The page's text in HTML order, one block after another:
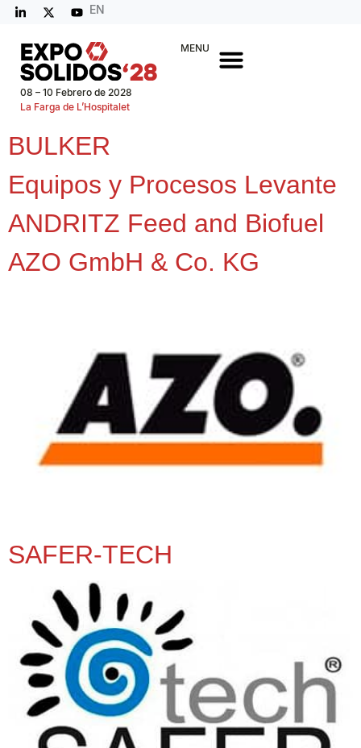
EN
08 – 10 Febrero de 2028
La Farga de L’Hospitalet
MENU
BULKER
Equipos y Procesos Levante
ANDRITZ Feed and Biofuel
AZO GmbH & Co. KG
SAFER-TECH